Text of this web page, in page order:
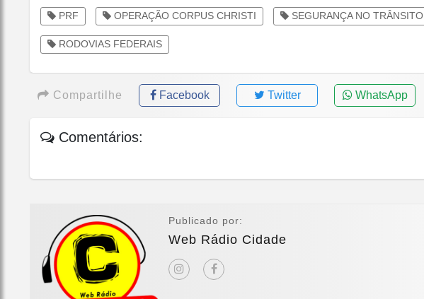
PRF OPERAÇÃO CORPUS CHRISTI SEGURANÇA NO TRÂNSITO
RODOVIAS FEDERAIS
Compartilhe Facebook Twitter WhatsApp
Comentários:
Publicado por:
Web Rádio Cidade